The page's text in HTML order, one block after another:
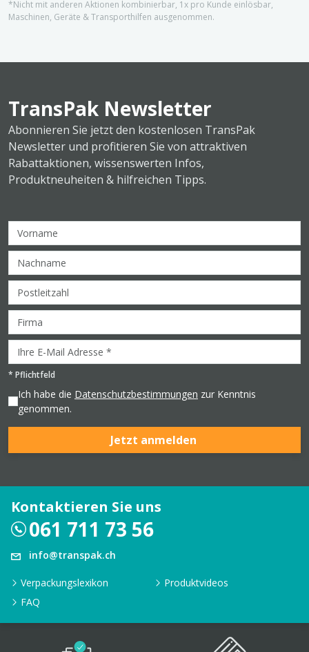
*Nicht mit anderen Aktionen kombinierbar, 1x pro Kunde einlösbar,
Maschinen, Geräte & Transporthilfen ausgenommen.
TransPak Newsletter
Abonnieren Sie jetzt den kostenlosen TransPak
Newsletter und profitieren Sie von attraktiven
Rabattaktionen, wissenswerten Infos,
Produktneuheiten & hilfreichen Tipps.
* Pflichtfeld
Ich habe die Datenschutzbestimmungen zur Kenntnis
genommen.
Jetzt anmelden
Kontaktieren Sie uns
061 711 73 56
info@transpak.ch
Verpackungslexikon
Produktvideos
FAQ